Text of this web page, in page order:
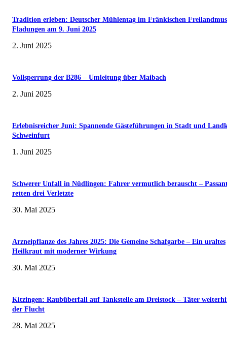
Tradition erleben: Deutscher Mühlentag im Fränkischen
Fladungen am 9. Juni 2025
2. Juni 2025
Vollsperrung der B286 – Umleitung über Maibach
2. Juni 2025
Erlebnisreicher Juni: Spannende Gästeführungen in Stadt und
Schweinfurt
1. Juni 2025
Schwerer Unfall in Nüdlingen: Fahrer vermutlich berauscht –
retten drei Verletzte
30. Mai 2025
Arzneipflanze des Jahres 2025: Die Gemeine Schafgarbe – Ein uraltes
Heilkraut mit moderner Wirkung
30. Mai 2025
Kitzingen: Raubüberfall auf Tankstelle am Dreistock – Täter
der Flucht
28. Mai 2025